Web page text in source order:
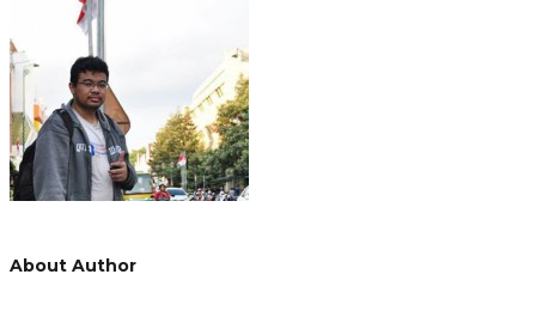
About Author